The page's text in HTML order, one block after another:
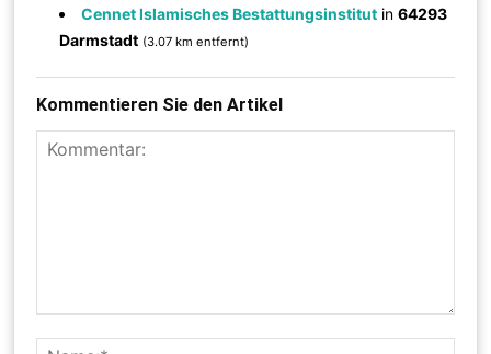
Cennet Islamisches Bestattungsinstitut in64293
Darmstadt (3.07 km entfernt)
Kommentieren Sie den Artikel